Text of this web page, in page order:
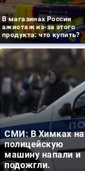
В магазинах России
ажиотаж из-за этого
продукта: что купить?
СМИ: В Химках на
полицейскую
машину напали и
подожгли.